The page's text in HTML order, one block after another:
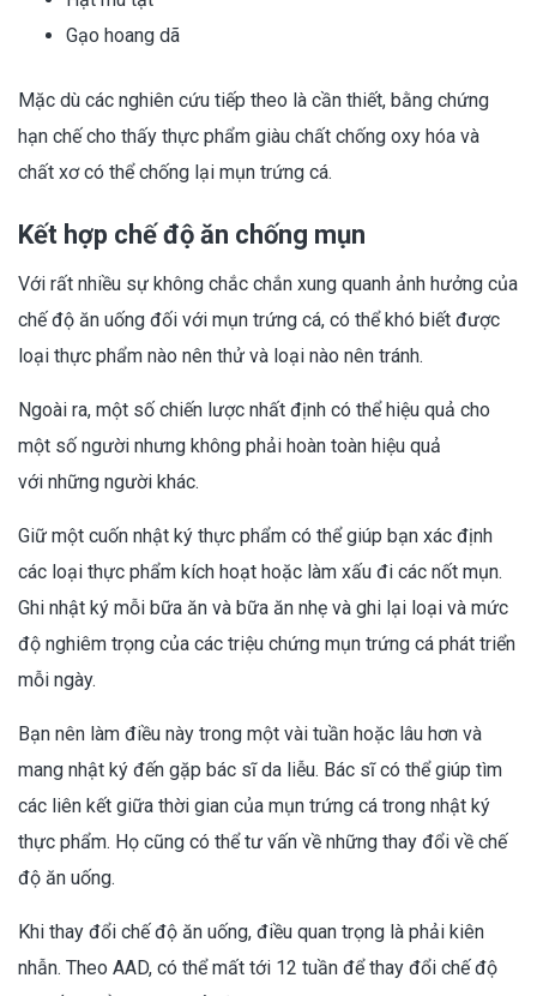
Gạo hoang dã
Mặc dù các nghiên cứu tiếp theo là cần thiết, bằng chứng
hạn chế cho thấy thực phẩm giàu chất chống oxy hóa và
chất xơ có thể chống lại mụn trứng cá.
Kết hợp chế độ ăn chống mụn
Với rất nhiều sự không chắc chắn xung quanh ảnh hưởng của
chế độ ăn uống đối với mụn trứng cá, có thể khó biết được
loại thực phẩm nào nên thử và loại nào nên tránh.
Ngoài ra, một số chiến lược nhất định có thể hiệu quả cho
một số người nhưng không phải hoàn toàn hiệu quả
với những người khác.
Giữ một cuốn nhật ký thực phẩm có thể giúp bạn xác định
các loại thực phẩm kích hoạt hoặc làm xấu đi các nốt mụn.
Ghi nhật ký mỗi bữa ăn và bữa ăn nhẹ và ghi lại loại và mức
độ nghiêm trọng của các triệu chứng mụn trứng cá phát triển
mỗi ngày.
Bạn nên làm điều này trong một vài tuần hoặc lâu hơn và
mang nhật ký đến gặp bác sĩ da liễu. Bác sĩ có thể giúp tìm
các liên kết giữa thời gian của mụn trứng cá trong nhật ký
thực phẩm. Họ cũng có thể tư vấn về những thay đổi về chế
độ ăn uống.
Khi thay đổi chế độ ăn uống, điều quan trọng là phải kiên
nhẫn. Theo AAD, có thể mất tới 12 tuần để thay đổi chế độ